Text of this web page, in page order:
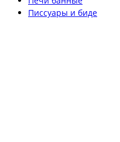
Писсуары и биде